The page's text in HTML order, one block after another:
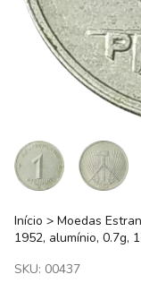
Início > Moedas
1952, alumínio, 0.7g,
SKU: 00437